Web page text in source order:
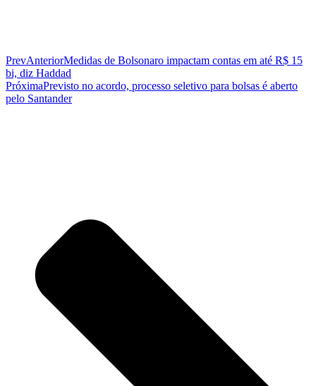
PrevAnteriorMedidas de Bolsonaro impactam contas em até R$ 15
bi, diz Haddad
PróximaPrevisto no acordo, processo seletivo para bolsas é aberto
pelo Santander